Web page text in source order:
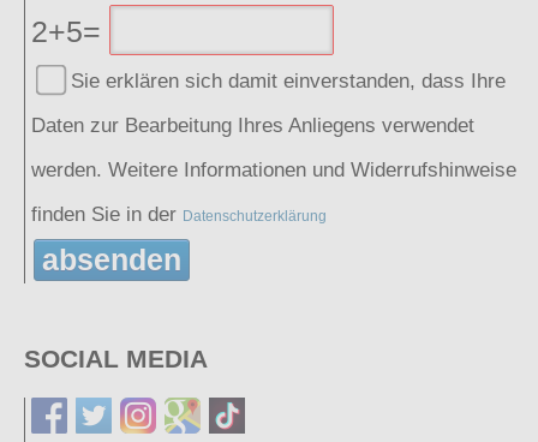
2+5=
Sie erklären sich damit einverstanden, dass Ihre
Daten zur Bearbeitung Ihres Anliegens verwendet
werden. Weitere Informationen und Widerrufshinweise
finden Sie in der Datenschutzerklärung
absenden
SOCIAL MEDIA